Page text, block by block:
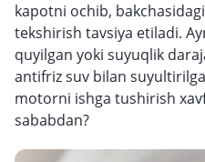
kapotni ochib,
tekshirish tavsiya etiladi.
quyilgan yoki suyuqlik
antifriz suv bilan
motorni ishga tushirish
sababdan?